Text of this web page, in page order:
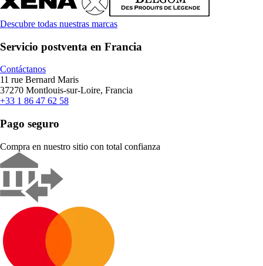
Descubre todas nuestras marcas
Servicio postventa en Francia
Contáctanos
11 rue Bernard Maris
37270 Montlouis-sur-Loire, Francia
+33 1 86 47 62 58
Pago seguro
Compra en nuestro sitio con total confianza